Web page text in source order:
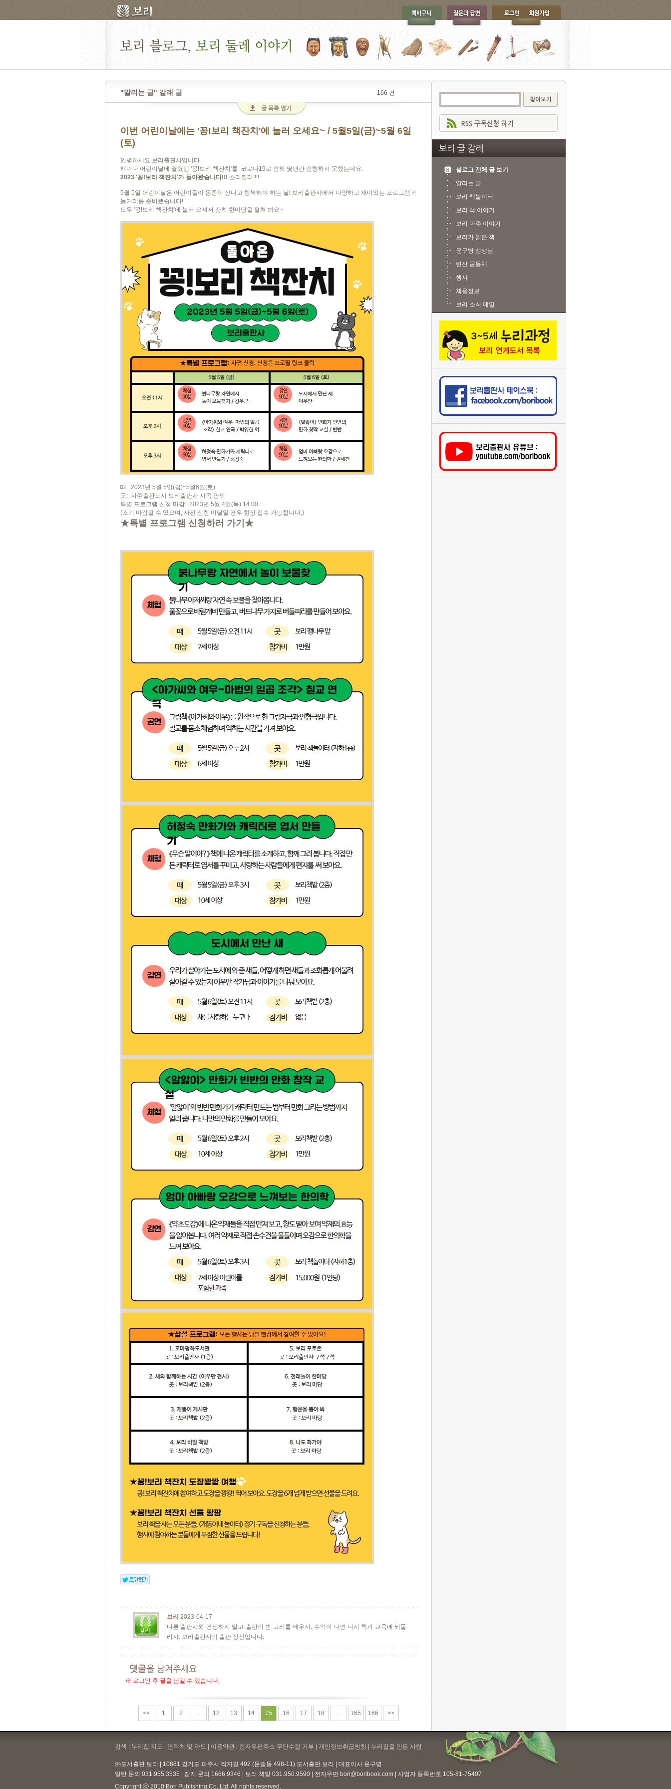
"알리는 글" 갈래 글 166 건
이번 어린이날에는 '꽁!보리 책잔치'에 놀러 오세요~ / 5월5일(금)~5월 6일
(토)
안녕하세요 보리출판사입니다.
해마다 어린이날에 열렸던 '꽁!보리 책잔치'를 코로나19로 인해 몇년간 진행하지 못했는데요.
2023 '꽁!보리 책잔치'가 돌아왔습니다!!! 소리질러!!!!
5월 5일 어린이날은 어린이들이 온종이 신나고 행복해야 하는 날! 보리출판사에서 다양하고 재미있는 프로그램과
놀거리를 준비했습니다!
모두 '꽁!보리 책잔치'에 놀러 오셔서 잔치 한마당을 펼쳐 봐요~
때: 2023년 5월 5일(금)~5월6일(토)
곳: 파주출판도시 보리출판사 사옥 안팎
특별 프로그램 신청 마감: 2023년 5월 4일(목) 14:00
(조기 마감될 수 있으며, 사전 신청 미달일 경우 현장 접수 가능합니다.)
★특별 프로그램 신청하러 가기★
보리 2023-04-17
다른 출판사와 경쟁하지 말고 출판의 빈 고리를 메우자. 수익이 나면 다시 책과 교육에 되돌
리자. 보리출판사의 출판 정신입니다.
※ 로그인 후 글을 남길 수 있습니다.
<< 1 2 ... 12 13 14 15 16 17 18 ... 165 166 >>
블로그 전체 글 보기
알리는 글
보리 책놀이터
보리 책 이야기
보리 마주 이야기
보리가 읽은 책
윤구병 선생님
변산 공동체
행사
채용정보
보리 소식 메일
검색 | 누리집 지도 | 연락처 및 약도 | 이용약관 | 전자우편주소 무단수집 거부 | 개인정보취급방침 | 누리집을 만든 사람
㈜도서출판 보리 | 10881 경기도 파주시 직지길 492 (문발동 498-11) 도서출판 보리 | 대표이사 윤구병
일반 문의 031.955.3535 | 잡지 문의 1666.9346 | 보리 책밭 031.950.9590 | 전자우편 bori@boribook.com | 사업자 등록번호 105-81-75407
Copyright ⓒ 2010 Bori Publishing Co,.Ltd. All rights reserved.